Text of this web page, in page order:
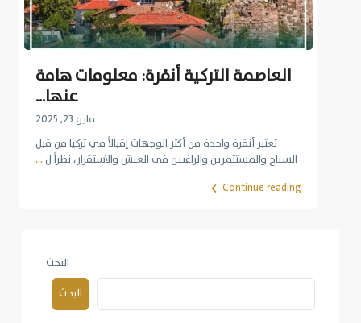
العاصمة التركية أنقرة: معلومات هامة
عنها...
مايو 23, 2025
تعتبر أنقرة واحدة من أكثر الوجهات إقبالاً في تركيا من قبل
السياح والمستثمرين والراغبين في العيش والاستقرار، نظراً ل...
Continue reading
البحث
البحث